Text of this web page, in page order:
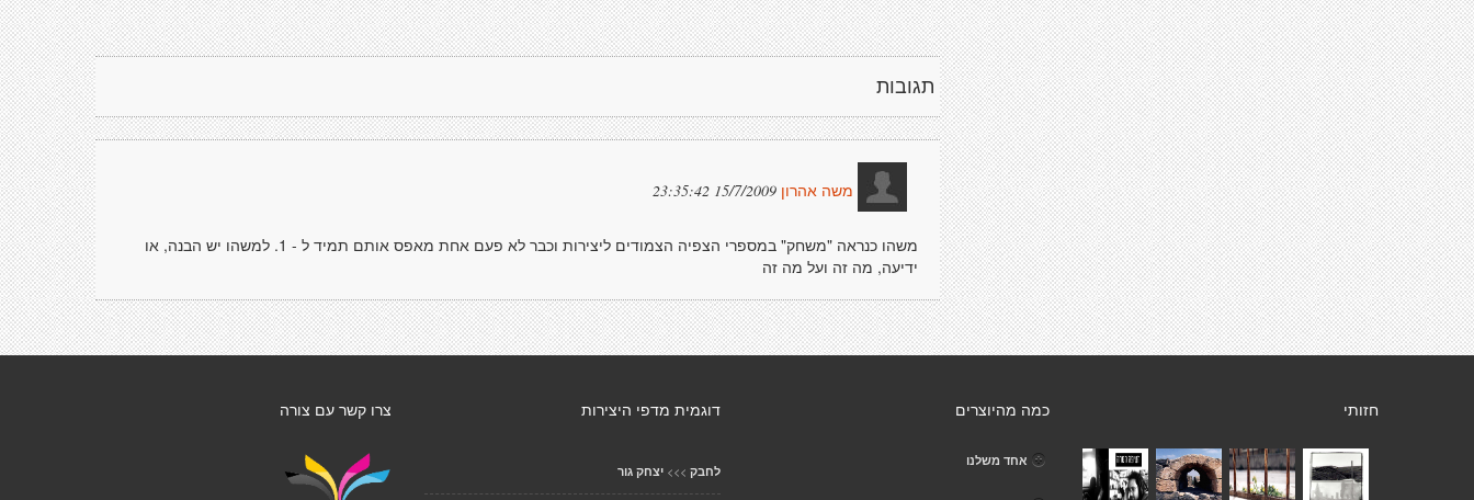
תגובות
משה אהרון 15/7/2009 23:35:42
משהו כנראה "משחק" במספרי הצפיה הצמודים ליצירות וכבר לא פעם אחת מאפס אותם תמיד ל - 1. למשהו יש הבנה, או
ידיעה, מה זה ועל מה זה
צרו קשר עם צורה דוגמית מדפי היצירות
לחבק >>> יצחק גור
כמה מהיוצרים
אחד משלנו
חזותי